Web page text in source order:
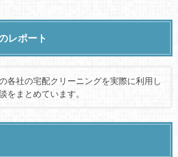
レポート
各社の宅配クリーニングを実際に利用し
をまとめています。